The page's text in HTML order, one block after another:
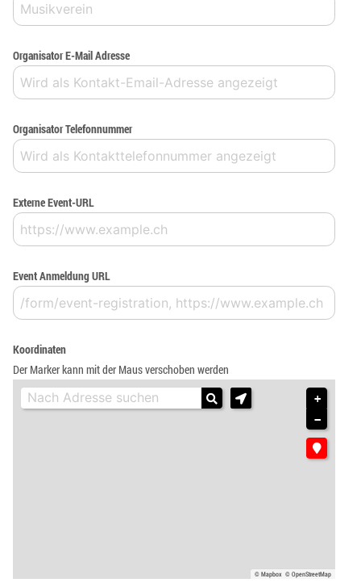
Organisator E-Mail Adresse
Organisator Telefonnummer
Externe Event-URL
Event Anmeldung URL
Koordinaten
Der Marker kann mit der Maus verschoben werden
+
−
© Mapbox © OpenStreetMap